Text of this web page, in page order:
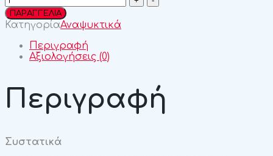
Cola
Light
330ml
quantity
ΠΑΡΑΓΓΕΛΙΑ
ΚατηγορίαΑναψυκτικά
Περιγραφή
Αξιολογήσεις (0)
Περιγραφή
Συστατικά